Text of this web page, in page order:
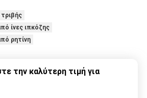
ίνες ιπκόζης
ρητίνη
την καλύτερη τιμή για